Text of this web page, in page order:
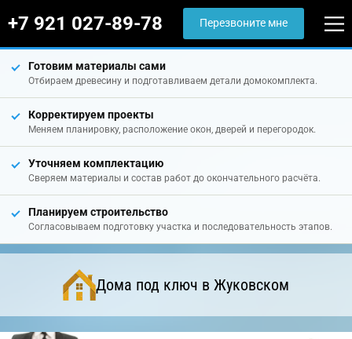
+7 921 027-89-78 Перезвоните мне
Готовим материалы сами
Отбираем древесину и подготавливаем детали домокомплекта.
Корректируем проекты
Меняем планировку, расположение окон, дверей и перегородок.
Уточняем комплектацию
Сверяем материалы и состав работ до окончательного расчёта.
Планируем строительство
Согласовываем подготовку участка и последовательность этапов.
Дома под ключ в Жуковском